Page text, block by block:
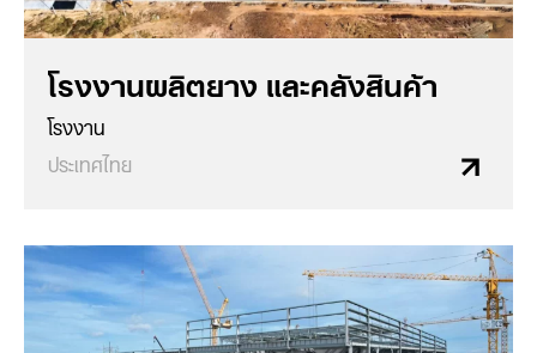
โรงงานผลิตยาง และคลังสินค้า
โรงงาน
ประเทศไทย